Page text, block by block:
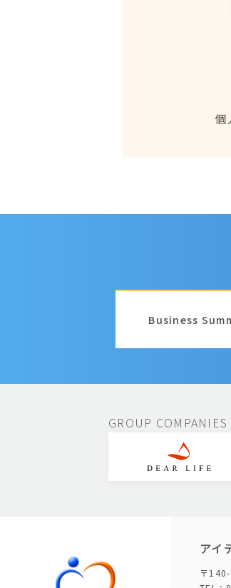
個
Business
GROUP COMPANIES
アイ
〒